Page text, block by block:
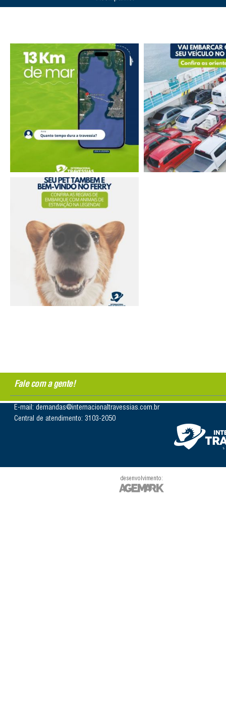
Fale com a gente!
E-mail: demandas@internacionaltravessias.com.br
Central de atendimento: 3103-2050
desenvolvimento: